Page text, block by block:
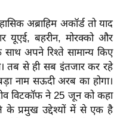
अब्राहिम अकॉर्ड तो याद
यूएई, बहरीन, मोरक्को और
अपने रिश्ते सामान्य किए
तब से ही सब इंतजार कर रहे
नाम सऊदी अरब का होगा।
विटकॉफ ने 25 जून को कहा
के प्रमुख उद्देश्यों में से एक है